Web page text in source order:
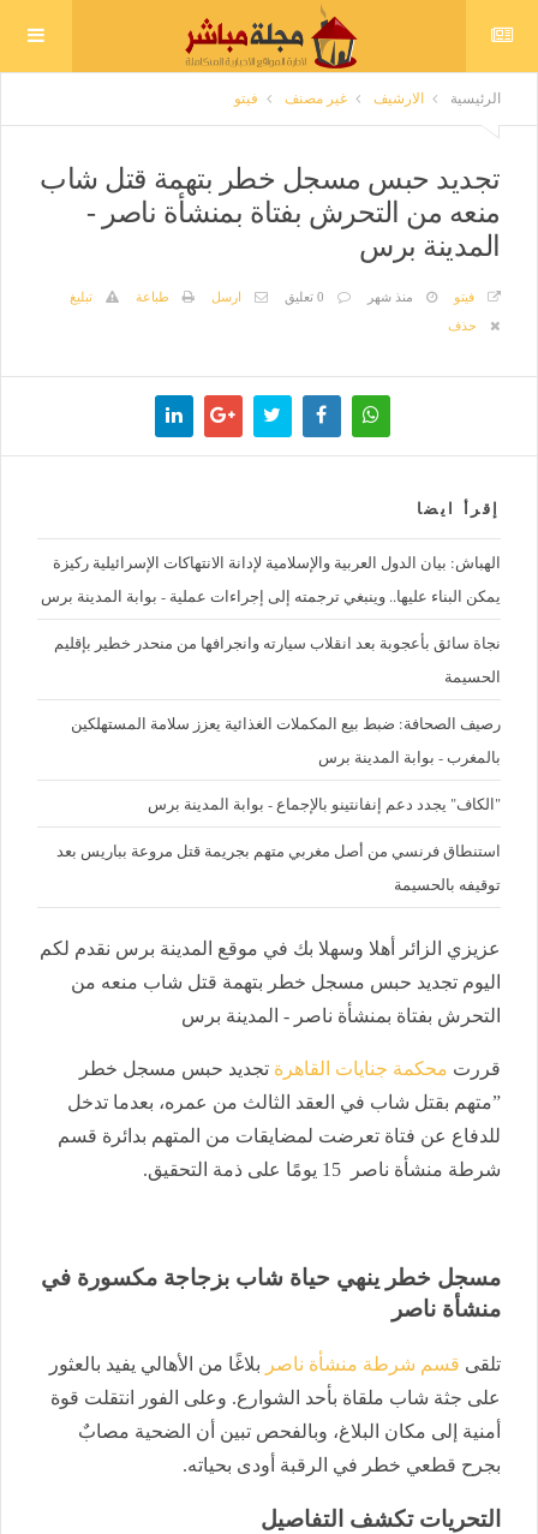
الرئيسية الارشيف غير مصنف فيتو
تجديد حبس مسجل خطر بتهمة قتل شاب
منعه من التحرش بفتاة بمنشأة ناصر -
المدينة برس
فيتو منذ شهر 0 تعليق ارسل طباعة
تبليغ
حذف
إقرأ ايضا
الهباش: بيان الدول العربية والإسلامية لإدانة الانتهاكات الإسرائيلية ركيزة
يمكن البناء عليها.. وينبغي ترجمته إلى إجراءات عملية - بوابة المدينة برس
نجاة سائق بأعجوبة بعد انقلاب سيارته وانجرافها من منحدر خطير بإقليم
الحسيمة
رصيف الصحافة: ضبط بيع المكملات الغذائية يعزز سلامة المستهلكين
بالمغرب - بوابة المدينة برس
"الكاف" يجدد دعم إنفانتينو بالإجماع - بوابة المدينة برس
استنطاق فرنسي من أصل مغربي متهم بجريمة قتل مروعة بباريس بعد
توقيفه بالحسيمة
عزيزي الزائر أهلا وسهلا بك في موقع المدينة برس نقدم لكم
اليوم تجديد حبس مسجل خطر بتهمة قتل شاب منعه من
التحرش بفتاة بمنشأة ناصر - المدينة برس
قررت محكمة جنايات القاهرة تجديد حبس مسجل خطر
”متهم بقتل شاب في العقد الثالث من عمره، بعدما تدخل
للدفاع عن فتاة تعرضت لمضايقات من المتهم بدائرة قسم
شرطة منشأة ناصر 15 يومًا على ذمة التحقيق.
مسجل خطر ينهي حياة شاب بزجاجة مكسورة في
منشأة ناصر
تلقى قسم شرطة منشأة ناصر بلاغًا من الأهالي يفيد بالعثور
على جثة شاب ملقاة بأحد الشوارع. وعلى الفور انتقلت قوة
أمنية إلى مكان البلاغ، وبالفحص تبين أن الضحية مصابٌ
بجرح قطعي خطر في الرقبة أودى بحياته.
التحريات تكشف التفاصيل